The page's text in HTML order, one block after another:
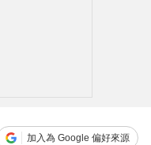
加入為 Google 偏好來源